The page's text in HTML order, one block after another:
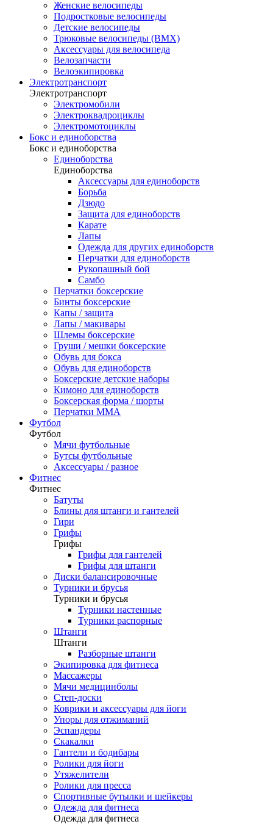
Женские велосипеды
Подростковые велосипеды
Детские велосипеды
Трюковые велосипеды (BMX)
Аксессуары для велосипеда
Велозапчасти
Велоэкипировка
Электротранспорт
Электротранспорт
Электромобили
Электроквадроциклы
Электромотоциклы
Бокс и единоборства
Бокс и единоборства
Единоборства
Единоборства
Аксессуары для единоборств
Борьба
Дзюдо
Защита для единоборств
Карате
Лапы
Одежда для других единоборств
Перчатки для единоборств
Рукопашный бой
Самбо
Перчатки боксерские
Бинты боксерские
Капы / защита
Лапы / макивары
Шлемы боксерские
Груши / мешки боксерские
Обувь для бокса
Обувь для единоборств
Боксерские детские наборы
Кимоно для единоборств
Боксерская форма / шорты
Перчатки ММА
Футбол
Футбол
Мячи футбольные
Бутсы футбольные
Аксессуары / разное
Фитнес
Фитнес
Батуты
Блины для штанги и гантелей
Гири
Грифы
Грифы
Грифы для гантелей
Грифы для штанги
Диски балансировочные
Турники и брусья
Турники и брусья
Турники настенные
Турники распорные
Штанги
Штанги
Разборные штанги
Экипировка для фитнеса
Массажеры
Мячи медицинболы
Степ-доски
Коврики и аксессуары для йоги
Упоры для отжиманий
Эспандеры
Скакалки
Гантели и бодибары
Ролики для йоги
Утяжелители
Ролики для пресса
Спортивные бутылки и шейкеры
Одежда для фитнеса
Одежда для фитнеса